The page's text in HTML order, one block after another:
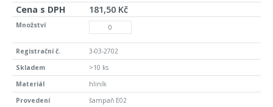
181,50 Kč
3-03-2702
>10 ks
hliník
šampaň E02